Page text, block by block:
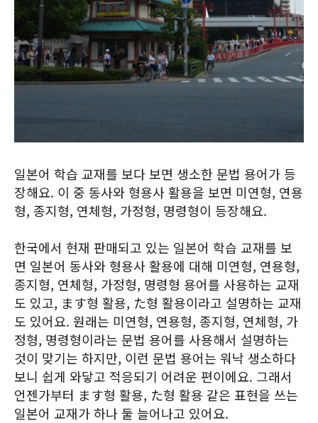
일본어 학습 교재를 보다 보면 생소한 문법 용어가 등
장해요. 이 중 동사와 형용사 활용을 보면 미연형, 연용
형, 종지형, 연체형, 가정형, 명령형이 등장해요.
한국에서 현재 판매되고 있는 일본어 학습 교재를 보
면 일본어 동사와 형용사 활용에 대해 미연형, 연용형,
종지형, 연체형, 가정형, 명령형 용어를 사용하는 교재
도 있고, ます형 활용, た형 활용이라고 설명하는 교재
도 있어요. 원래는 미연형, 연용형, 종지형, 연체형, 가
정형, 명령형이라는 문법 용어를 사용해서 설명하는
것이 맞기는 하지만, 이런 문법 용어는 워낙 생소하다
보니 쉽게 와닿고 적응되기 어려운 편이에요. 그래서
언젠가부터 ます형 활용, た형 활용 같은 표현을 쓰는
일본어 교재가 하나 둘 늘어나고 있어요.